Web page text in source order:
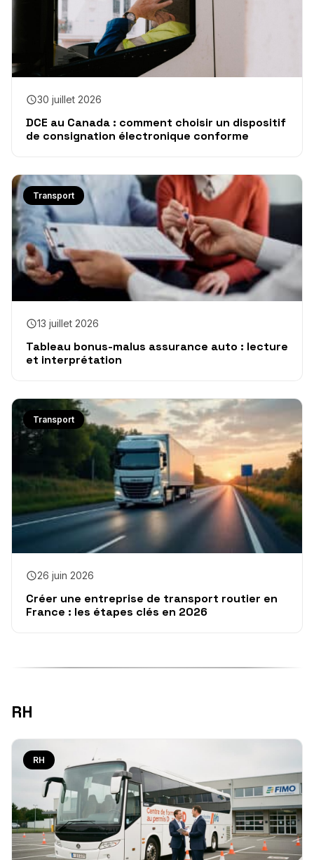
30 juillet 2026
DCE au Canada : comment choisir un dispositif
de consignation électronique conforme
Transport
13 juillet 2026
Tableau bonus-malus assurance auto : lecture
et interprétation
Transport
26 juin 2026
Créer une entreprise de transport routier en
France : les étapes clés en 2026
RH
RH